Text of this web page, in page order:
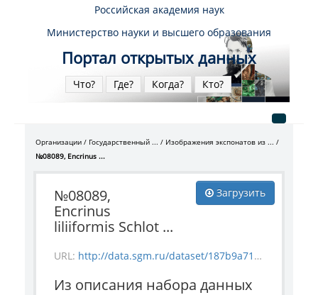
Российская академия наук
Министерство науки и высшего образования
Портал открытых данных
Что? Где? Когда? Кто?
Организации Государственный ...
Изображения экспонатов из ...
№08089, Encrinus ...
Загрузить
№08089,
Encrinus
liliiformis Schlot ...
URL: http://data.sgm.ru/dataset/187b9a71-4c85-43ec-99fe-080bdf792007/resource/cd80f547-83cb-4e2b-8e01-f09c2cca8de9/download/invertebrate_8089.jpg
Из описания набора данных